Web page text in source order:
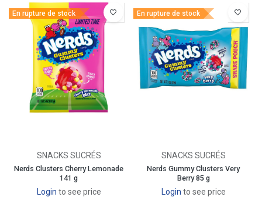
En rupture de stock
SNACKS SUCRÉS
Nerds Clusters Cherry Lemonade
141 g
Login to see price
En rupture de stock
SNACKS SUCRÉS
Nerds Gummy Clusters Very
Berry 85 g
Login to see price